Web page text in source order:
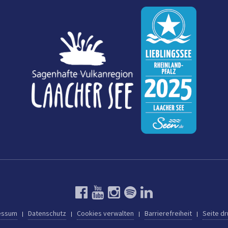
Datenschutz Cookies verwalten Barrierefreiheit Seite